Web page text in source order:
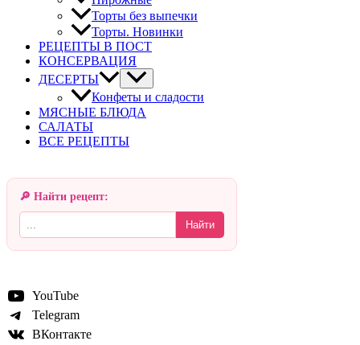
Торты без выпечки
Торты. Новинки
РЕЦЕПТЫ В ПОСТ
КОНСЕРВАЦИЯ
ДЕСЕРТЫ
Конфеты и сладости
МЯСНЫЕ БЛЮДА
САЛАТЫ
ВСЕ РЕЦЕПТЫ
🔎 Найти рецепт:
Найти
YouTube
Telegram
ВКонтакте